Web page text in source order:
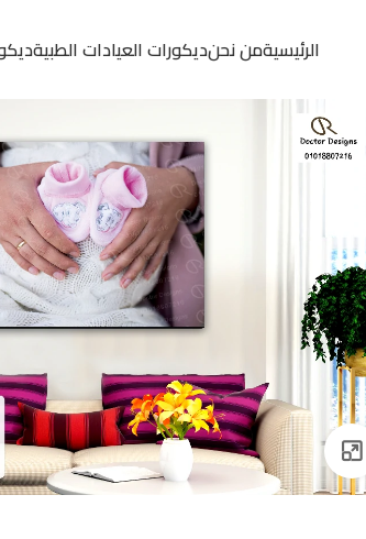
الرئيسيةمن نحنديكورات العيادات الطبية
Click to enlarge